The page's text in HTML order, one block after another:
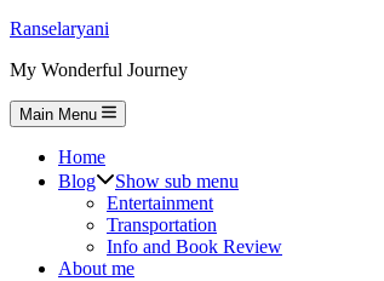
Ranselaryani
My Wonderful Journey
Main Menu
Home
Blog
Show sub menu
Entertainment
Transportation
Info and Book Review
About me